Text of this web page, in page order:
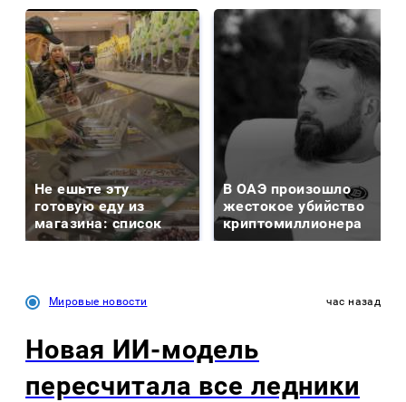
Не ешьте эту
готовую еду из
магазина: список
В ОАЭ произошло
жестокое убийство
криптомиллионера
Мировые новости час назад
Новая ИИ-модель
пересчитала все ледники